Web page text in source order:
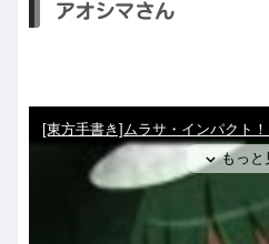
アオシマさん